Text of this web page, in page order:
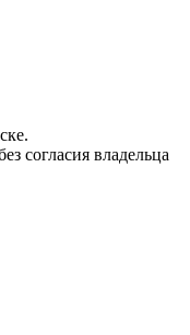
согласия владельца